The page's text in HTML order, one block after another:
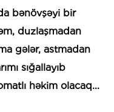
bənövşəyi bir
duzlaşmadan
gələr, astmadan
sığallayıb
həkim olacaq...